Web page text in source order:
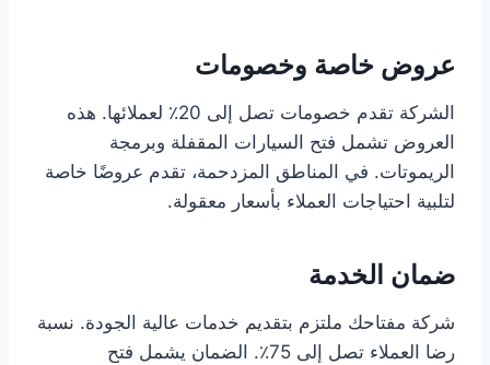
عروض خاصة وخصومات
الشركة تقدم خصومات تصل إلى 20٪ لعملائها. هذه
العروض تشمل فتح السيارات المقفلة وبرمجة
الريموتات. في المناطق المزدحمة، تقدم عروضًا خاصة
لتلبية احتياجات العملاء بأسعار معقولة.
ضمان الخدمة
شركة مفتاحك ملتزم بتقديم خدمات عالية الجودة. نسبة
رضا العملاء تصل إلى 75٪. الضمان يشمل فتح